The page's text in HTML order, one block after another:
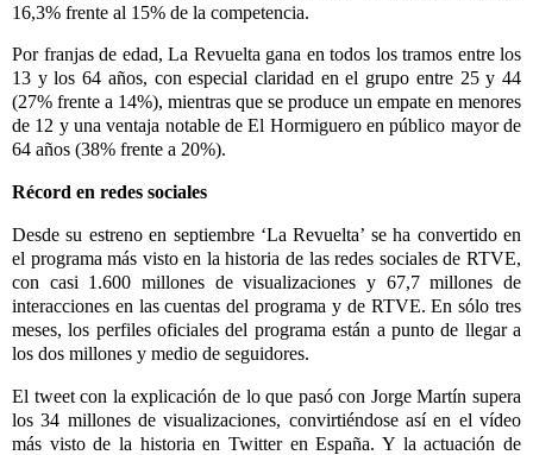
16,3% frente al 15% de la competencia.
Por franjas de edad, La Revuelta gana en todos los tramos entre los
13 y los 64 años, con especial claridad en el grupo entre 25 y 44
(27% frente a 14%), mientras que se produce un empate en menores
de 12 y una ventaja notable de El Hormiguero en público mayor de
64 años (38% frente a 20%).
Récord en redes sociales
Desde su estreno en septiembre ‘La Revuelta’ se ha convertido en
el programa más visto en la historia de las redes sociales de RTVE,
con casi 1.600 millones de visualizaciones y 67,7 millones de
interacciones en las cuentas del programa y de RTVE. En sólo tres
meses, los perfiles oficiales del programa están a punto de llegar a
los dos millones y medio de seguidores.
El tweet con la explicación de lo que pasó con Jorge Martín supera
los 34 millones de visualizaciones, convirtiéndose así en el vídeo
más visto de la historia en Twitter en España. Y laactuación de